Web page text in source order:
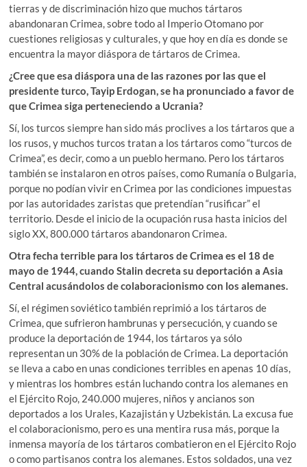
tierras y de discriminación hizo que muchos tártaros
abandonaran Crimea, sobre todo al Imperio Otomano por
cuestiones religiosas y culturales, y que hoy en día es donde se
encuentra la mayor diáspora de tártaros de Crimea.
¿Cree que esa diáspora una de las razones por las que el
presidente turco, Tayip Erdogan, se ha pronunciado a favor de
que Crimea siga perteneciendo a Ucrania?
Sí, los turcos siempre han sido más proclives a los tártaros que a
los rusos, y muchos turcos tratan a los tártaros como “turcos de
Crimea”, es decir, como a un pueblo hermano. Pero los tártaros
también se instalaron en otros países, como Rumanía o Bulgaria,
porque no podían vivir en Crimea por las condiciones impuestas
por las autoridades zaristas que pretendían “rusificar” el
territorio. Desde el inicio de la ocupación rusa hasta inicios del
siglo XX, 800.000 tártaros abandonaron Crimea.
Otra fecha terrible para los tártaros de Crimea es el 18 de
mayo de 1944, cuando Stalin decreta su deportación a Asia
Central acusándolos de colaboracionismo con los alemanes.
Sí, el régimen soviético también reprimió a los tártaros de
Crimea, que sufrieron hambrunas y persecución, y cuando se
produce la deportación de 1944, los tártaros ya sólo
representan un 30% de la población de Crimea. La deportación
se lleva a cabo en unas condiciones terribles en apenas 10 días,
y mientras los hombres están luchando contra los alemanes en
el Ejército Rojo, 240.000 mujeres, niños y ancianos son
deportados a los Urales, Kazajistán y Uzbekistán. La excusa fue
el colaboracionismo, pero es una mentira rusa más, porque la
inmensa mayoría de los tártaros combatieron en el Ejército Rojo
o como partisanos contra los alemanes. Estos soldados, una vez